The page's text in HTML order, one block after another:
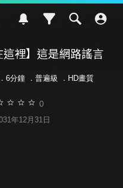
這裡】這是網路謠言
6分鐘 ． 普遍級 ．HD畫質
0
年12月31日